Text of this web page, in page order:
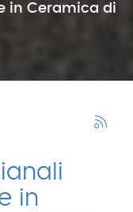
in Ceramica di
in